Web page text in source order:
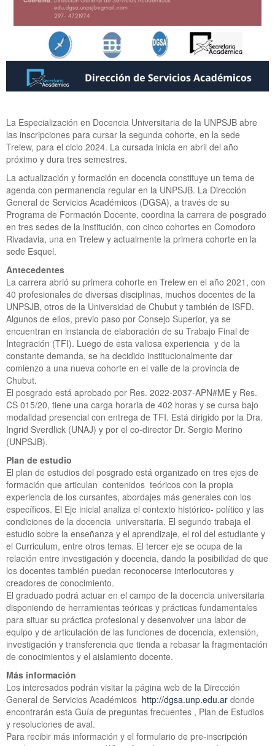
La Especialización en Docencia Universitaria de la UNPSJB abre
las inscripciones para cursar la segunda cohorte, en la sede
Trelew, para el ciclo 2024. La cursada inicia en abril del año
próximo y dura tres semestres.
La actualización y formación en docencia constituye un tema de
agenda con permanencia regular en la UNPSJB. La Dirección
General de Servicios Académicos (DGSA), a través de su
Programa de Formación Docente, coordina la carrera de posgrado
en tres sedes de la institución, con cinco cohortes en Comodoro
Rivadavia, una en Trelew y actualmente la primera cohorte en la
sede Esquel.
Antecedentes
La carrera abrió su primera cohorte en Trelew en el año 2021, con
40 profesionales de diversas disciplinas, muchos docentes de la
UNPSJB, otros de la Universidad de Chubut y también de ISFD.
Algunos de ellos, previo paso por Consejo Superior, ya se
encuentran en instancia de elaboración de su Trabajo Final de
Integración (TFI). Luego de esta valiosa experiencia y de la
constante demanda, se ha decidido institucionalmente dar
comienzo a una nueva cohorte en el valle de la provincia de
Chubut.
El posgrado está aprobado por Res. 2022-2037-APN#ME y Res.
CS 015/20, tiene una carga horaria de 402 horas y se cursa bajo
modalidad presencial con entrega de TFI. Está dirigido por la Dra.
Ingrid Sverdlick (UNAJ) y por el co-director Dr. Sergio Merino
(UNPSJB).
Plan de estudio
El plan de estudios del posgrado está organizado en tres ejes de
formación que articulan contenidos teóricos con la propia
experiencia de los cursantes, abordajes más generales con los
específicos. El Eje inicial analiza el contexto histórico- político y las
condiciones de la docencia universitaria. El segundo trabaja el
estudio sobre la enseñanza y el aprendizaje, el rol del estudiante y
el Curriculum, entre otros temas. El tercer eje se ocupa de la
relación entre investigación y docencia, dando la posibilidad de que
los docentes también puedan reconocerse interlocutores y
creadores de conocimiento.
El graduado podrá actuar en el campo de la docencia universitaria
disponiendo de herramientas teóricas y prácticas fundamentales
para situar su práctica profesional y desenvolver una labor de
equipo y de articulación de las funciones de docencia, extensión,
investigación y transferencia que tienda a rebasar la fragmentación
de conocimientos y el aislamiento docente.
Más información
Los interesados podrán visitar la página web de la Dirección
General de Servicios Académicos http://dgsa.unp.edu.ar donde
encontrarán esta Guía de preguntas frecuentes , Plan de Estudios
y resoluciones de aval.
Para recibir más información y el formulario de pre-inscripción